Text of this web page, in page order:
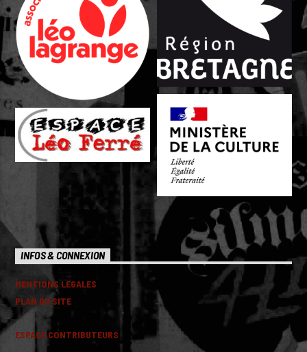
INFOS & CONNEXION
MENTIONS LEGALES
PLAN DU SITE
ESPACE CONTRIBUTEURS